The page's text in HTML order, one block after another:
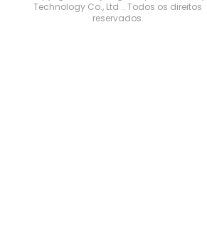
Technology Co., Ltd .. Todos os direitos
reservados.